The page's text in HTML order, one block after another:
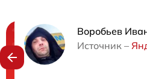
Воробьев
Источник –
Нужна